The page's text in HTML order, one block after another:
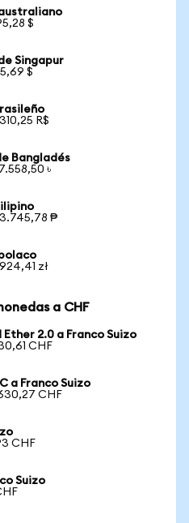
$
Singapur
$
R$
Bangladés
৳
₱
zł
a CHF
2.0 a Franco Suizo
CHF
a Franco Suizo
CHF
CHF
Suizo